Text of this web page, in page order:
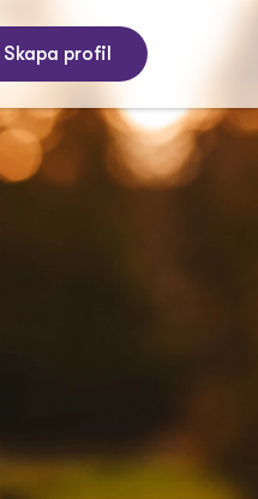
Skapa profil